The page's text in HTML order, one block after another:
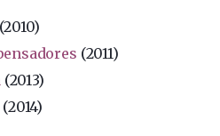
(2010)
(2011)
(2013)
(2014)